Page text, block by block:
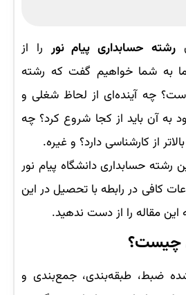
رشته حسابداری پیام نور را از
ما به شما خواهیم گفت که رشته
چه آینده‌ای از لحاظ شغلی و
به آن باید از کجا شروع کرد؟ چه
از کارشناسی دارد؟ و غیره.
رشته حسابداری دانشگاه پیام نور
کافی در رابطه با تحصیل در این
این مقاله را از دست ندهید.
چیست؟
ضبط، طبقه‌بندی، جمع‌بندی و